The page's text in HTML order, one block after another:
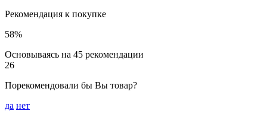
Рекомендация к покупке
58%
Основываясь на 45 рекомендации
26
Порекомендовали бы Вы товар?
да нет